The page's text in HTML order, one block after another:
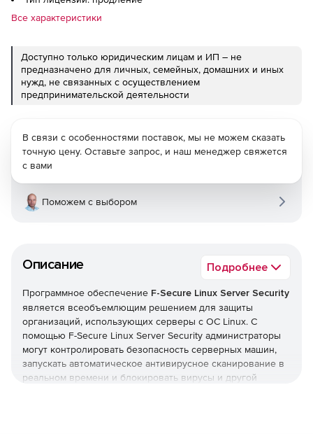
Все характеристики
Доступно только юридическим лицам и ИП – не
предназначено для личных, семейных, домашних и иных
нужд, не связанных с осуществлением
предпринимательской деятельности
Описание Подробнее
Программное обеспечение F-Secure Linux Server Security
является всеобъемлющим решением для защиты
организаций, использующих серверы с ОС Linux. С
помощью F-Secure Linux Server Security администраторы
могут контролировать безопасность серверных машин,
запускать автоматическое антивирусное сканирование в
реальном времени и блокировать вирусы и другой
В связи с особенностями поставок, мы не можем сказать
точную цену. Оставьте запрос, и наш менеджер свяжется
с вами
Поможем с выбором